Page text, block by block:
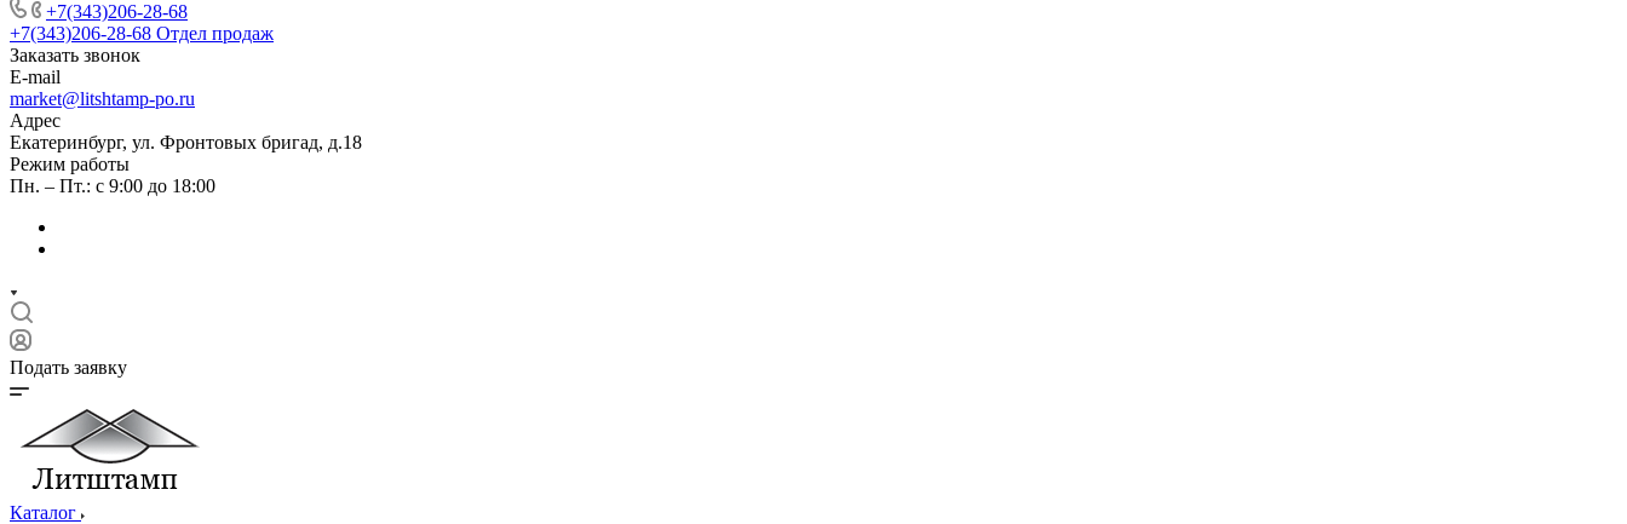
+7(343)206-28-68
+7(343)206-28-68 Отдел продаж
Заказать звонок
E-mail
market@litshtamp-po.ru
Адрес
Екатеринбург, ул. Фронтовых бригад, д.18
Режим работы
Пн. – Пт.: с 9:00 до 18:00
Подать заявку
Каталог